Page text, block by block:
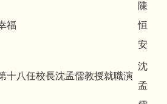
福
陳
恒
安
十八任校長沈孟儒教授就職演
沈
孟